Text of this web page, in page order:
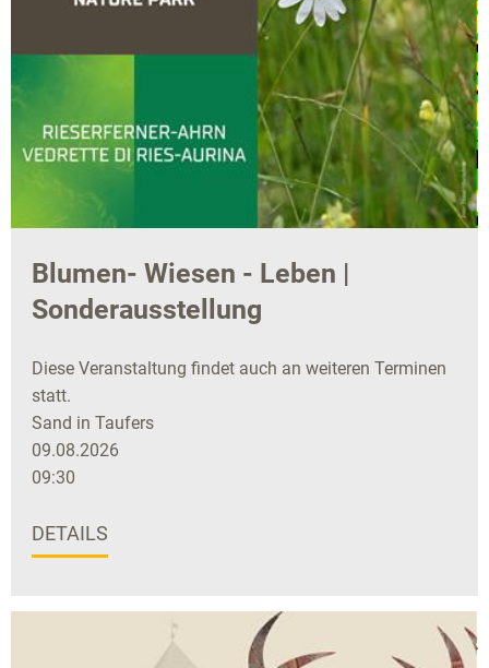
Blumen- Wiesen - Leben |
Sonderausstellung
Diese Veranstaltung findet auch an weiteren Terminen
statt.
Sand in Taufers
09.08.2026
09:30
DETAILS